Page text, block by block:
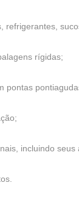
refrigerantes,
rígidas;
pontas
incluindo seus